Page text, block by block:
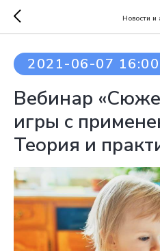
Новости и
2021-06-07 16:00
Вебинар
игры с
Теория и